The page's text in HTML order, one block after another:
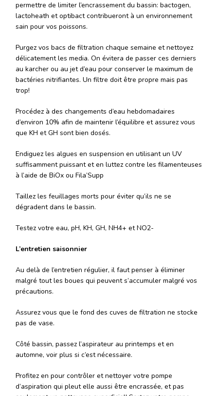
permettre de limiter l’encrassement du bassin: bactogen,
lactoheath et optibact contribueront à un environnement
sain pour vos poissons.
Purgez vos bacs de filtration chaque semaine et nettoyez
délicatement les media. On évitera de passer ces derniers
au karcher ou au jet d’eau pour conserver le maximum de
bactéries nitrifiantes. Un filtre doit être propre mais pas
trop!
Procédez à des changements d’eau hebdomadaires
d’environ 10% afin de maintenir l’équilibre et assurez vous
que KH et GH sont bien dosés.
Endiguez les algues en suspension en utilisant un UV
suffisamment puissant et en luttez contre les filamenteuses
à l’aide de BiOx ou Fila’Supp
Taillez les feuillages morts pour éviter qu’ils ne se
dégradent dans le bassin.
Testez votre eau, pH, KH, GH, NH4+ et NO2-
L’entretien saisonnier
Au delà de l’entretien régulier, il faut penser à éliminer
malgré tout les boues qui peuvent s’accumuler malgré vos
précautions.
Assurez vous que le fond des cuves de filtration ne stocke
pas de vase.
Côté bassin, passez l’aspirateur au printemps et en
automne, voir plus si c’est nécessaire.
Profitez en pour contrôler et nettoyer votre pompe
d’aspiration qui pleut elle aussi être encrassée, et pas